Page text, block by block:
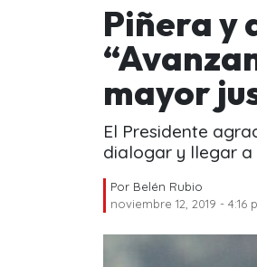
Piñera y
mayor
El Presidente
dialogar y llegar a
Por Belén Rubio
noviembre 12, 2019 - 4:16